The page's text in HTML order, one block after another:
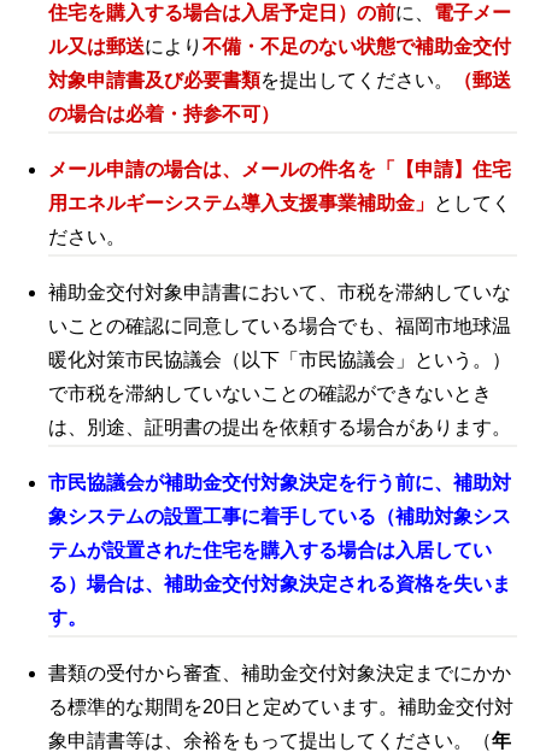
住宅を購入する場合は入居予定日）の前に、 電子メー
ル又は郵送により 不備・不足のない状態で補助金交付
対象申請書及び必要書類を提出してください。
（郵送
の場合は必着・持参不可）
メール申請の場合は、メールの件名を「【申請】住宅
用エネルギーシステム導入支援事業補助金」 としてく
ださい。
補助金交付対象申請書において、市税を滞納していな
いことの確認に同意している場合でも、福岡市地球温
暖化対策市民協議会（以下「市民協議会」という。）
で市税を滞納していないことの確認ができないとき
は、別途、証明書の提出を依頼する場合があります。
市民協議会が補助金交付対象決定を行う前に、補助対
象システムの設置工事に着手している（補助対象シス
テムが設置された住宅を購入する場合は入居してい
る）場合は、補助金交付対象決定される資格を失いま
す。
書類の受付から審査、補助金交付対象決定までにかか
る標準的な期間を20日と定めています。補助金交付対
象申請書等は、余裕をもって提出してください。（年